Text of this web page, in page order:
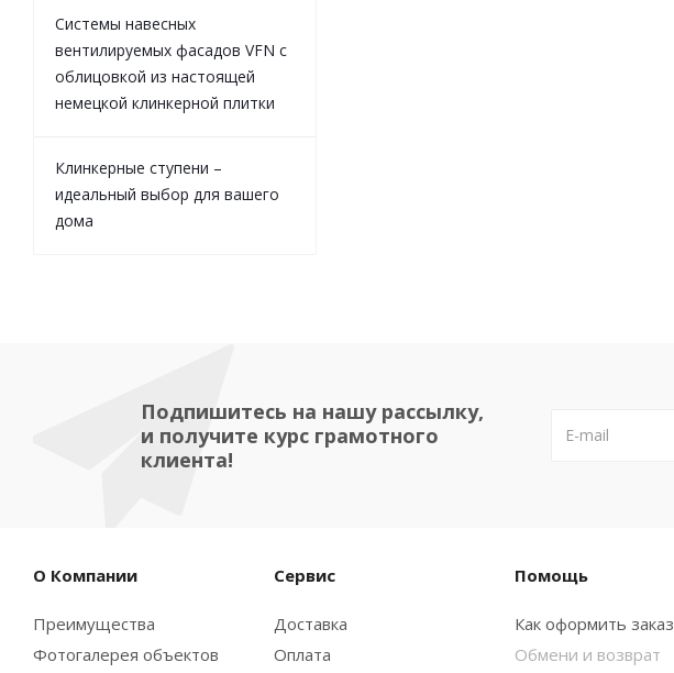
Системы навесных
вентилируемых фасадов VFN с
облицовкой из настоящей
немецкой клинкерной плитки
Клинкерные ступени –
идеальный выбор для вашего
дома
Подпишитесь на нашу рассылку,
и получите курс грамотного
клиента!
О Компании
Преимущества
Фотогалерея объектов
Сервис
Доставка
Оплата
Помощь
Как оформить заказ
Обмени и возврат